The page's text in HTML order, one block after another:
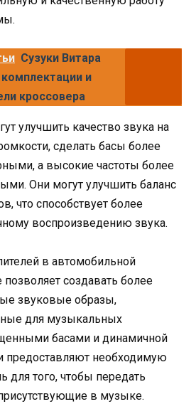
Сузуки Витара
и
кроссовера
улучшить качество звука на
сделать басы более
а высокие частоты более
Они могут улучшить баланс
что способствует более
воспроизведению звука.
в автомобильной
создавать более
звуковые образы,
для музыкальных
басами и динамичной
предоставляют необходимую
для того, чтобы передать
в музыке.